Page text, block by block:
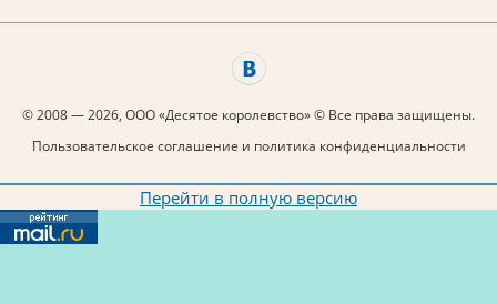
© 2008 — 2026, ООО «Десятое королевство» © Все права защищены.
Пользовательское соглашение и политика конфиденциальности
Перейти в полную версию